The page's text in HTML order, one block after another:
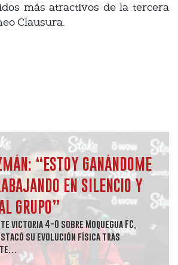
más atractivos de la tercera
Clausura.
“ESTOY GANÁNDOME
EN SILENCIO Y
GRUPO”
victoria 4-0 sobre Moquegua FC,
su evolución física tras